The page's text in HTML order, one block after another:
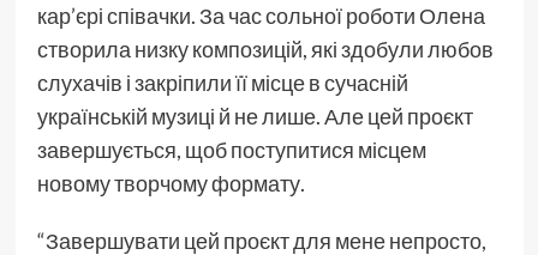
кар’єрі співачки. За час сольної роботи Олена
створила низку композицій, які здобули любов
слухачів і закріпили її місце в сучасній
українській музиці й не лише. Але цей проєкт
завершується, щоб поступитися місцем
новому творчому формату.
“Завершувати цей проєкт для мене непросто,